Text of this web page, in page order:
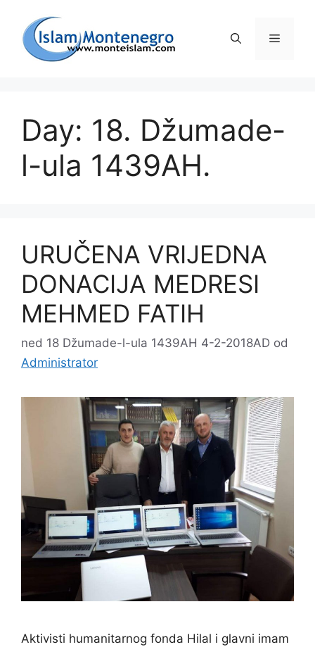
sadržaj
Day: 18. Džumade-
l-ula 1439AH.
URUČENA VRIJEDNA
DONACIJA MEDRESI
MEHMED FATIH
ned 18 Džumade-l-ula 1439AH 4-2-2018AD od
Administrator
Aktivisti humanitarnog fonda Hilal i glavni imam